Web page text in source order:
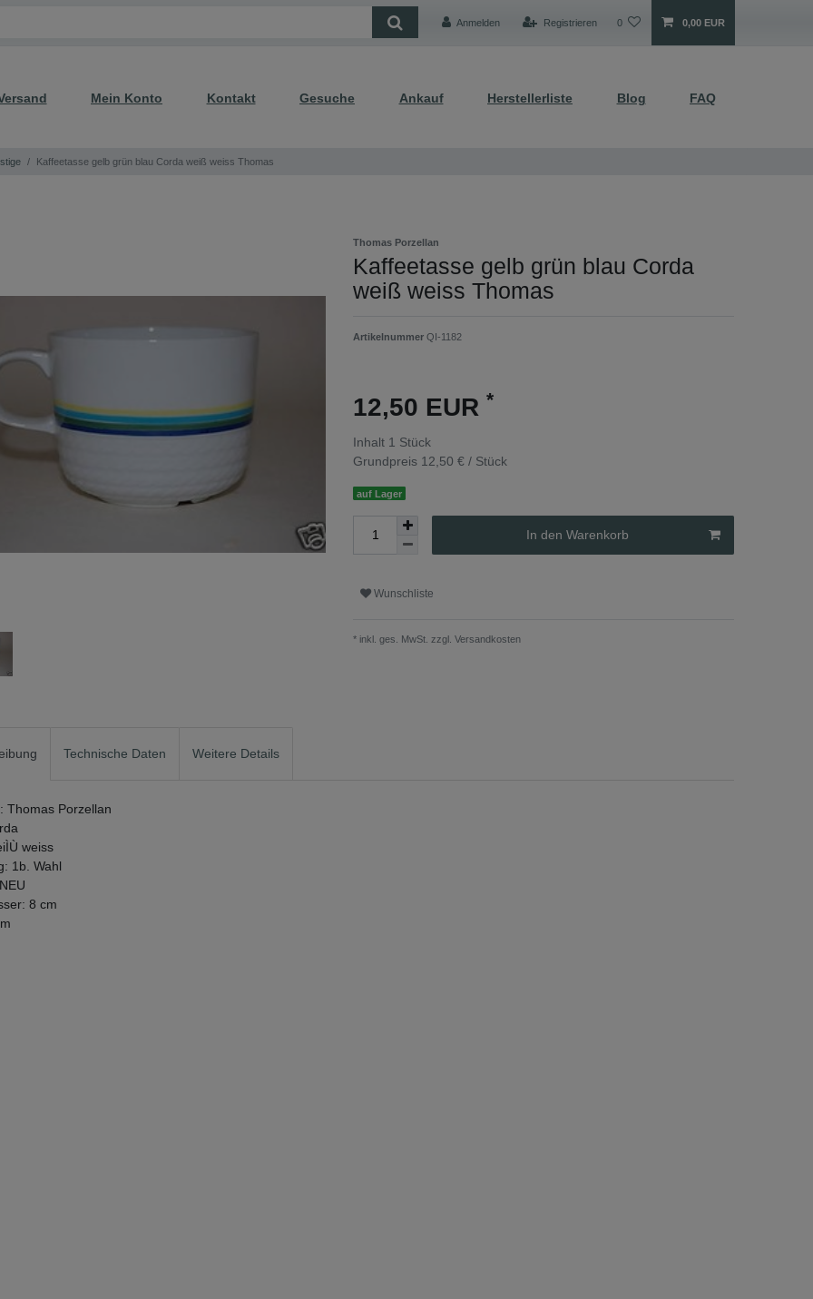
Anmelden Registrieren 0 0,00 EUR
Mein Konto Kontakt Gesuche Ankauf Herstellerliste Blog FAQ
Kaffeetasse gelb grün blau Corda weiß weiss Thomas
Thomas Porzellan
Kaffeetasse gelb grün blau Corda
weiß weiss Thomas
Artikelnummer QI-1182
12,50 EUR *
Inhalt 1 Stück
Grundpreis 12,50 € / Stück
auf Lager
In den Warenkorb
Wunschliste
* inkl. ges. MwSt. zzgl. Versandkosten
Technische Daten Weitere Details
Thomas Porzellan
weiss
1b. Wahl
8 cm